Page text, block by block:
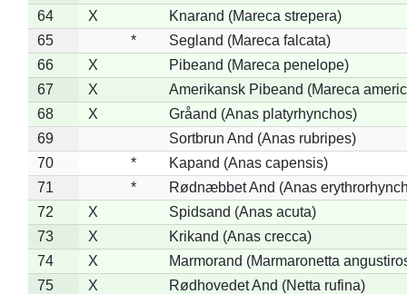
64
X
Knarand (Mareca strepera)
65
*
Segland (Mareca falcata)
66
X
Pibeand (Mareca penelope)
67
X
Amerikansk Pibeand (Mareca
68
X
Gråand (Anas platyrhynchos)
69
Sortbrun And (Anas rubripes)
70
*
Kapand (Anas capensis)
71
*
Rødnæbbet And (Anas
72
X
Spidsand (Anas acuta)
73
X
Krikand (Anas crecca)
74
X
Marmorand (Marmaronetta
75
X
Rødhovedet And (Netta rufina)